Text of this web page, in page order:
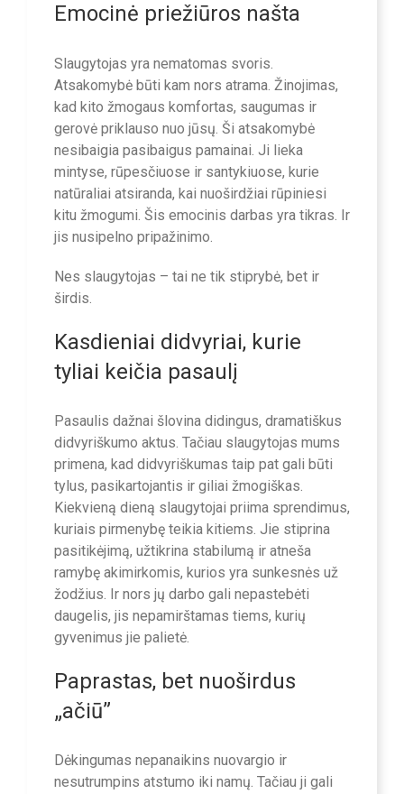
Emocinė priežiūros našta
Slaugytojas yra nematomas svoris.
Atsakomybė būti kam nors atrama. Žinojimas,
kad kito žmogaus komfortas, saugumas ir
gerovė priklauso nuo jūsų. Ši atsakomybė
nesibaigia pasibaigus pamainai. Ji lieka
mintyse, rūpesčiuose ir santykiuose, kurie
natūraliai atsiranda, kai nuoširdžiai rūpiniesi
kitu žmogumi. Šis emocinis darbas yra tikras. Ir
jis nusipelno pripažinimo.
Nes slaugytojas – tai ne tik stiprybė, bet ir
širdis.
Kasdieniai didvyriai, kurie
tyliai keičia pasaulį
Pasaulis dažnai šlovina didingus, dramatiškus
didvyriškumo aktus. Tačiau slaugytojas mums
primena, kad didvyriškumas taip pat gali būti
tylus, pasikartojantis ir giliai žmogiškas.
Kiekvieną dieną slaugytojai priima sprendimus,
kuriais pirmenybę teikia kitiems. Jie stiprina
pasitikėjimą, užtikrina stabilumą ir atneša
ramybę akimirkomis, kurios yra sunkesnės už
žodžius. Ir nors jų darbo gali nepastebėti
daugelis, jis nepamirštamas tiems, kurių
gyvenimus jie palietė.
Paprastas, bet nuoširdus
„ačiū”
Dėkingumas nepanaikins nuovargio ir
nesutrumpins atstumo iki namų. Tačiau ji gali